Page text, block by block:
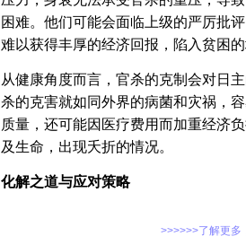
困难。他们可能会面临上级的严厉批
难以获得丰厚的经济回报，陷入贫困的
从健康角度而言，官杀的克制会对日
杀的克害就如同外界的病菌和灾祸，
质量，还可能因医疗费用而加重经济
及生命，出现夭折的情况。
化解之道与应对策略
>>>>>>了解更多